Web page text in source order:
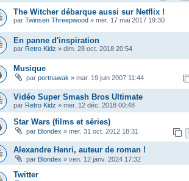
The Witcher débarque aussi sur Netflix !
par Twinsen Threepwood » mer. 17 mai 2017 19:30
En panne d'inspiration
par Retro Kidz » dim. 28 oct. 2018 20:54
Musique
par portnawak » mar. 19 juin 2007 11:44
Vidéo Super Smash Bros Ultimate
par Retro Kidz » mer. 12 déc. 2018 00:48
Star Wars (films et séries)
par Blondex » mer. 31 oct. 2012 18:31
Alexandre Henri, auteur de roman !
par Blondex » ven. 12 janv. 2024 17:32
Twitter